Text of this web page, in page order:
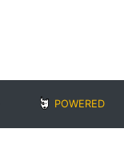
POWERED